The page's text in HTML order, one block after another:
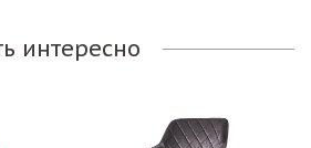
интересно